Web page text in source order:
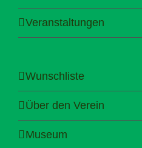
Veranstaltungen
Wunschliste
Über den Verein
Museum